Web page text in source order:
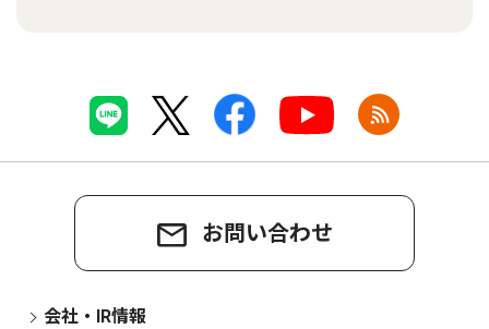
お問い合わせ
会社・IR情報